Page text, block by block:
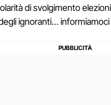
di svolgimento
ignoranti…